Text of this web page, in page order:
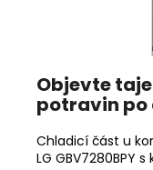
Objevte
potravin po
Chladicí část u
LG GBV7280BPY